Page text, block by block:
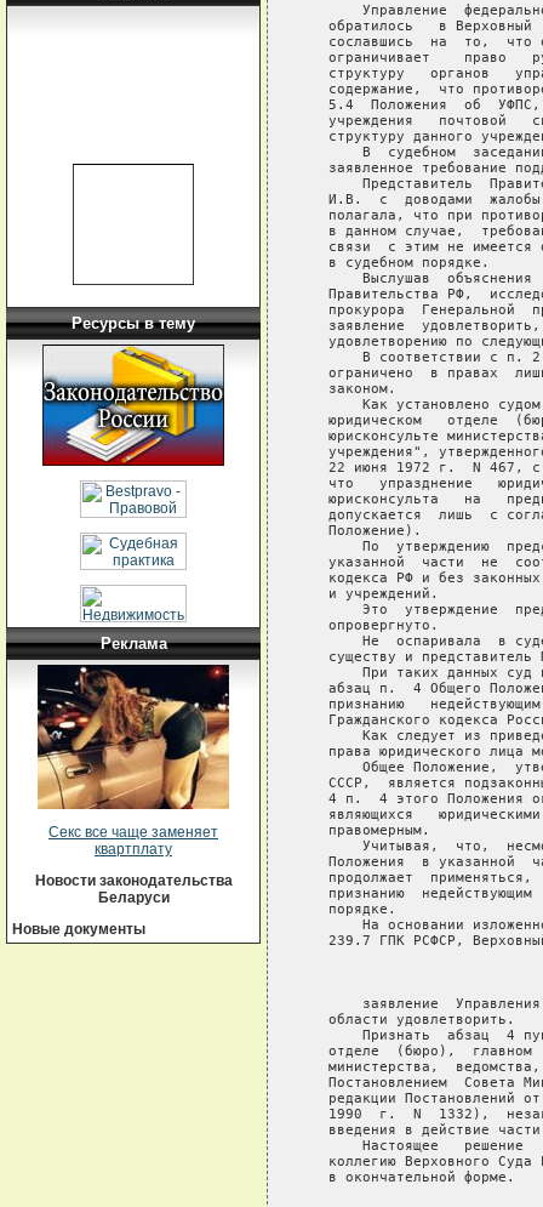
Ресурсы в тему
Реклама
Секс все чаще заменяет
квартплату
Новости законодательства
Беларуси
Новые документы
Управление
обратилось   в Верховный
сославшись  на  то,  что
ограничивает    право
структуру   органов
содержание,  что
5.4  Положения  об
учреждения   почтовой
структуру данного
В  судебном
заявленное требование
Представитель
И.В.  с  доводами
полагала, что при
в данном случае,
связи  с этим не имеется
   в судебном порядке.
Выслушав  объяснения
Правительства РФ,
прокурора  Генеральной
заявление
удовлетворению по
В соответствии с п.
ограничено  в правах
   законом.
Как установлено
юридическом   отделе
юрисконсульте
учреждения",
22 июня 1972 г.  N 467,
что   упразднение
юрисконсульта   на
допускается  лишь  с
   Положение).
По  утверждению
указанной  части  не
кодекса РФ и без
   и учреждений.
Это  утверждение
   опровергнуто.
Не  оспаривала  в
существу и представитель
При таких данных суд
абзац п.  4 Общего
признанию
Гражданского кодекса
Как следует из
права юридического лица
Общее Положение,
СССР,  является
4 п.  4 этого Положения
являющихся
   правомерным.
Учитывая,  что,
Положения  в указанной
продолжает  применяться,
признанию  недействующим
   порядке.
На основании
239.7 ГПК РСФСР,
заявление
   области удовлетворить.
Признать  абзац  4
отделе  (бюро),  главном
министерства,
Постановлением  Совета
редакции Постановлений
1990  г.  N  1332),
введения в действие
Настоящее   решение
коллегию Верховного Суда
   в окончательной форме.